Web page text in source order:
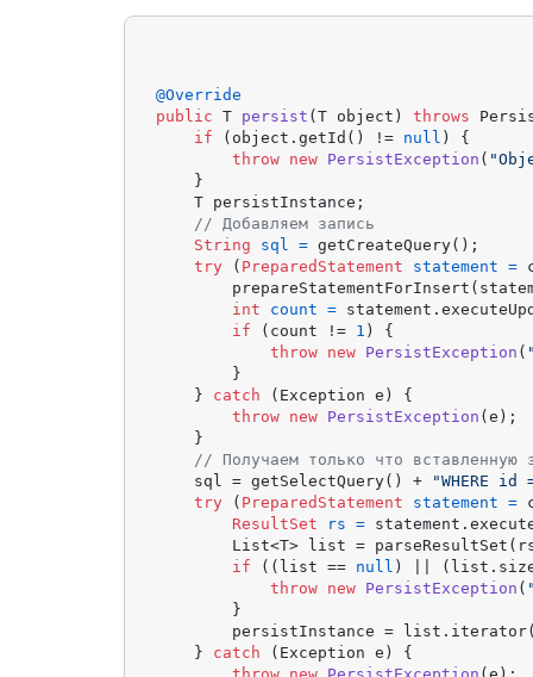
@Override
public T persist (T object) throws
if (object.getId() != null ) {
throw new PersistException (
    }
    T persistInstance;
// Добавляем запись
String
sql = getCreateQuery();
try ( PreparedStatement statement =
int
count =
if (count != 1 ) {
throw new PersistException (
        }
    }
catch (Exception e) {
throw new PersistException (e);
    }
// Получаем только что вставленную
    sql = getSelectQuery() +
"WHERE
try ( PreparedStatement statement =
ResultSet
rs =
List<T> list =
if ((list == null ) ||
throw new PersistException (
        }
persistInstance =
    }
catch (Exception e) {